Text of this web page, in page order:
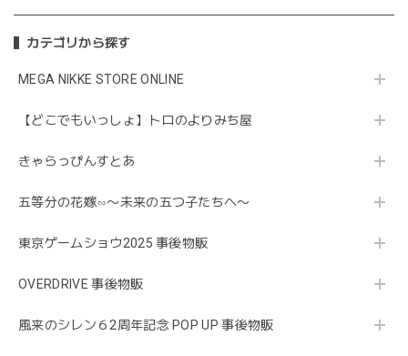
カテゴリから探す
MEGA NIKKE STORE ONLINE
【どこでもいっしょ】トロのよりみち屋
きゃらっぴんすとあ
五等分の花嫁∽〜未来の五つ子たちへ〜
東京ゲームショウ2025 事後物販
OVERDRIVE 事後物販
風来のシレン６2周年記念 POP UP 事後物販